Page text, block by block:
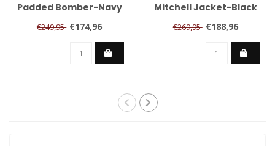
Padded Bomber-Navy
€249,95 €174,96
Mitchell Jacket-Black
€269,95 €188,96